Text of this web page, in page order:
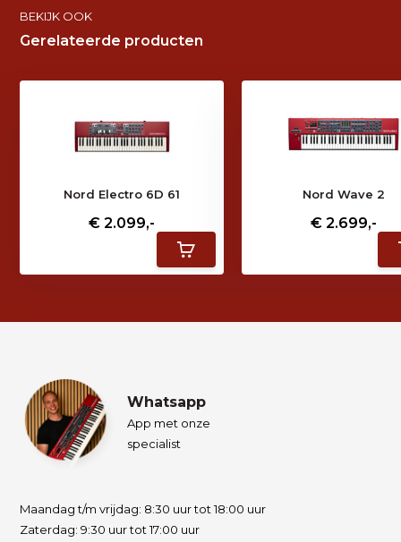
BEKIJK OOK
Gerelateerde producten
Nord Electro 6D 61
€ 2.099,-
Nord Wave 2
€ 2.699,-
Whatsapp
App met onze
specialist
Maandag t/m vrijdag: 8:30 uur tot 18:00 uur
Zaterdag: 9:30 uur tot 17:00 uur